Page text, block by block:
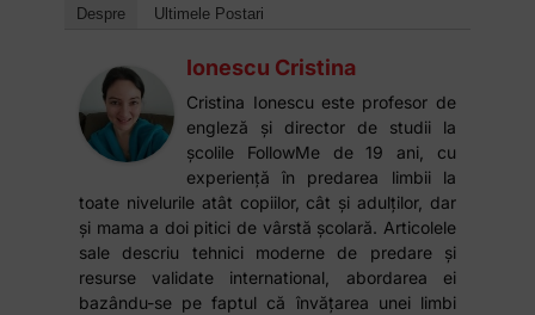
Despre Ultimele Postari
Ionescu Cristina
Cristina Ionescu este profesor de
engleză și director de studii la
școlile FollowMe de 19 ani, cu
experiență în predarea limbii la
toate nivelurile atât copiilor, cât și adulților, dar
și mama a doi pitici de vârstă școlară. Articolele
sale descriu tehnici moderne de predare și
resurse validate international, abordarea ei
bazându-se pe faptul că învățarea unei limbi